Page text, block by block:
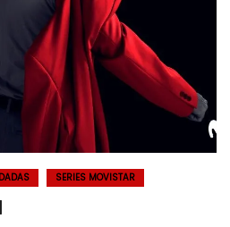
SERIES MOVISTAR